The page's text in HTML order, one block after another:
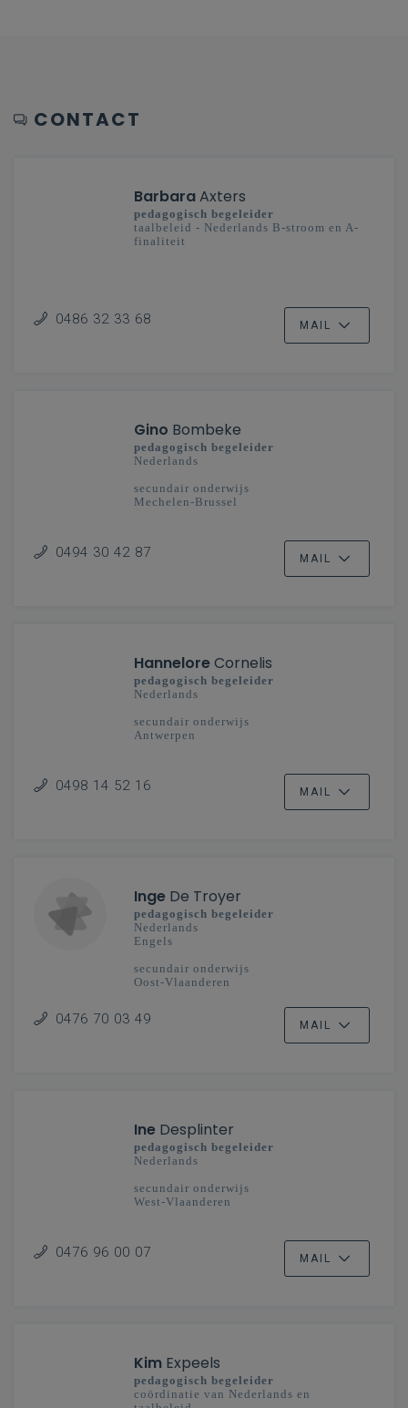
CONTACT
BarbaraAxters
pedagogisch begeleider
taalbeleid - Nederlands B-stroom en A-
finaliteit
0486 32 33 68 MAIL
Gino Bombeke
pedagogisch begeleider
Nederlands
secundair onderwijs
Mechelen-Brussel
0494 30 42 87 MAIL
HanneloreCornelis
pedagogisch begeleider
Nederlands
secundair onderwijs
Antwerpen
0498 14 52 16 MAIL
Inge De Troyer
pedagogisch begeleider
Nederlands
Engels
secundair onderwijs
Oost-Vlaanderen
0476 70 03 49 MAIL
Ine Desplinter
pedagogisch begeleider
Nederlands
secundair onderwijs
West-Vlaanderen
0476 96 00 07 MAIL
Kim Expeels
pedagogisch begeleider
coördinatie van Nederlands en